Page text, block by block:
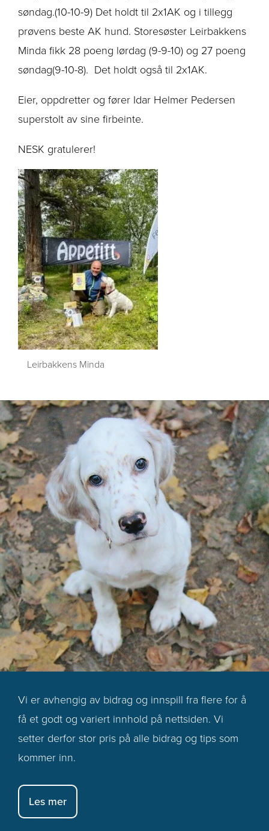
søndag.(10-10-9) Det holdt til 2x1AK og i tillegg
prøvens beste AK hund. Storesøster Leirbakkens
Minda fikk 28 poeng lørdag (9-9-10) og 27 poeng
søndag(9-10-8). Det holdt også til 2x1AK.
Eier, oppdretter og fører Idar Helmer Pedersen
superstolt av sine firbeinte.
NESK gratulerer!
Leirbakkens Minda
Vi er avhengig av bidrag og innspill fra flere for å
få et godt og variert innhold på nettsiden. Vi
setter derfor stor pris på alle bidrag og tips som
kommer inn.
Les mer